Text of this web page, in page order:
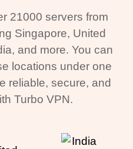
21000 servers from
Singapore, United
and more. You can
locations under one
reliable, secure, and
Turbo VPN.